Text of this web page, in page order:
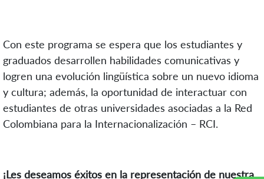
Con este programa se espera que los estudiantes y
graduados desarrollen habilidades comunicativas y
logren una evolución lingüística sobre un nuevo idioma
y cultura; además, la oportunidad de interactuar con
estudiantes de otras universidades asociadas a la Red
Colombiana para la Internacionalización – RCI.
¡Les deseamos éxitos en la representación de nuestra